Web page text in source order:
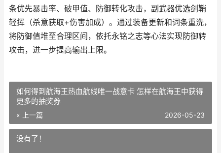
条优先暴击率、破甲值、防御转化攻击，副武器优选剑鞘
轻挥（杀意获取+伤害加成）。通过装备更新和词条重洗，
将防御值堆至合理区间，依托永铭之志等心法实现防御转
攻击，进一步提高输出上限。
如何得到航海王热血航线唯一战意卡 怎样在航海王中获得
更多的抽奖券
« 上一篇 2026-05-23
没有了！